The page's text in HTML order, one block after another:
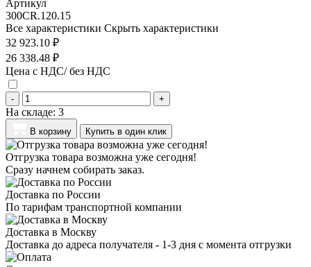
Артикул
300CR.120.15
Все характеристики Скрыть характеристики
32 923.10 ₽
26 338.48 ₽
Цена с НДС/ без НДС
- +
На складе: 3
В корзину Купить в один клик
Отгрузка товара возможна уже сегодня!
Сразу начнем собирать заказ.
Доставка по России
По тарифам транспортной компании
Доставка в Москву
Доставка до адреса получателя - 1-3 дня с момента отгрузки